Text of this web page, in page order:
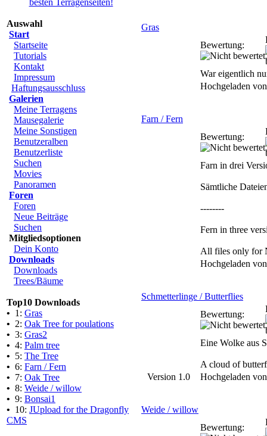
Auswahl
Start
Startseite
Tutorials
Kontakt
Impressum
Haftungsausschluss
Galerien
Meine Terragens
Mausegalerie
Meine Sonstigen
Benutzeralben
Benutzerliste
Suchen
Movies
Panoramen
Foren
Foren
Neue Beiträge
Suchen
Mitgliedsoptionen
Dein Konto
Downloads
Downloads
Trees/Bäume
Top10 Downloads
• 1: Gras
• 2: Oak Tree for poulations
• 3: Gras2
• 4: Palm tree
• 5: The Tree
• 6: Farn / Fern
• 7: Oak Tree
• 8: Weide / willow
• 9: Bonsai1
• 10: JUpload for the Dragonfly
CMS
Gras
Bewertung:
War eigentlich
Hochgeladen
Farn / Fern
Bewertung:
Farn in drei
Sämtliche
--------
Fern in three
All files only for
Hochgeladen
Schmetterlinge / Butterflies
Bewertung:
Eine Wolke aus
A cloud of
Version 1.0
Hochgeladen
Weide / willow
Bewertung: